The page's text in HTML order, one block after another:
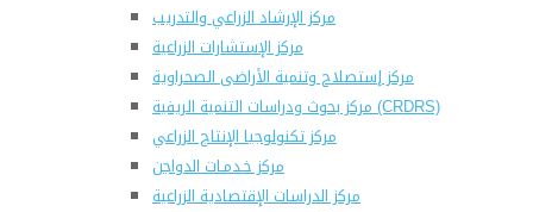
مركز الإرشاد الزراعي والتدريب
مركز الإستشارات الزراعية
مركز إستصلاح وتنمية الأراضى الصحراوية
مركز بحوث ودراسات التنمية الريفية (CRDRS)
مركز تكنولوجيا الإنتاج الزراعي
مركز خـدمـات الدواجن
مركز الدراسات الإقتصادية الزراعية